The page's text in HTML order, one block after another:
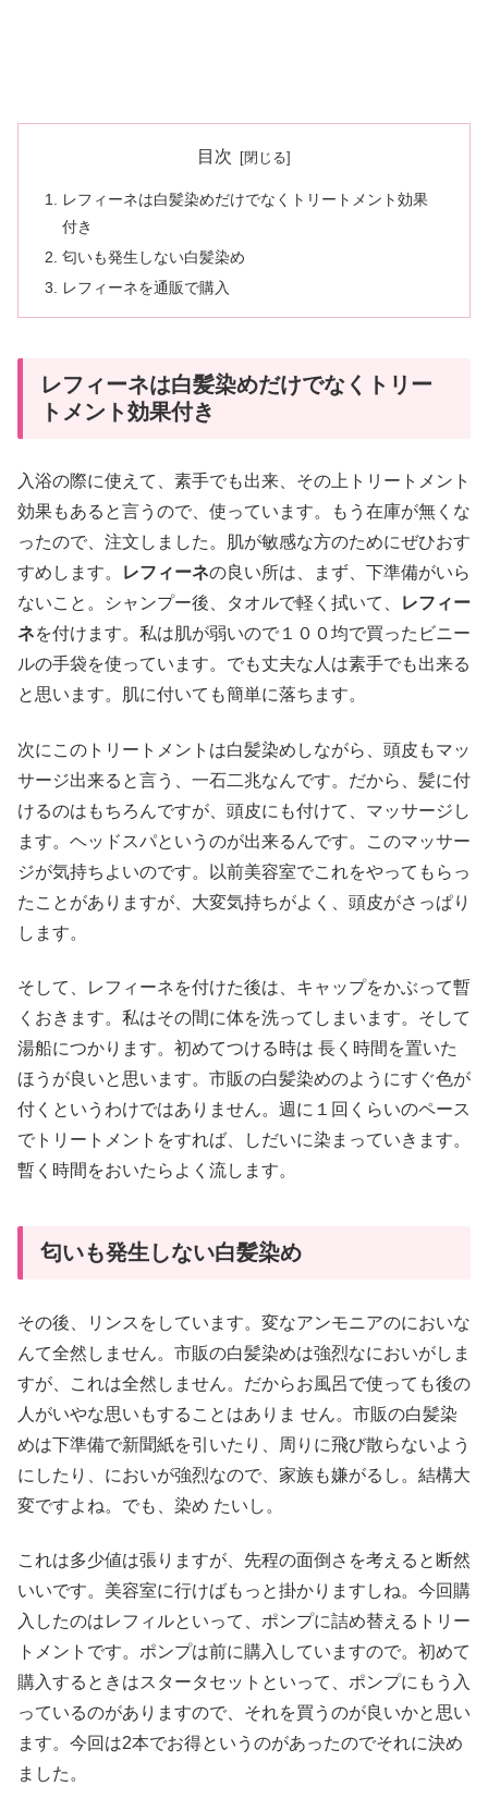
目次
レフィーネは白髪染めだけでなくトリートメント効果
付き
匂いも発生しない白髪染め
レフィーネを通販で購入
レフィーネは白髪染めだけでなくトリー
トメント効果付き
入浴の際に使えて、素手でも出来、その上トリートメント
効果もあると言うので、使っています。もう在庫が無くな
ったので、注文しました。肌が敏感な方のためにぜひおす
すめします。
レフィーネの良い所は、まず、下準備がいら
ないこと。シャンプー後、タオルで軽く拭いて、
レフィー
ネを付けます。私は肌が弱いので１００均で買ったビニー
ルの手袋を使っています。でも丈夫な人は素手でも出来る
と思います。肌に付いても簡単に落ちます。
次にこのトリートメントは白髪染めしながら、頭皮もマッ
サージ出来ると言う、一石二兆なんです。だから、髪に付
けるのはもちろんですが、頭皮にも付けて、マッサージし
ます。ヘッドスパというのが出来るんです。このマッサー
ジが気持ちよいのです。以前美容室でこれをやってもらっ
たことがありますが、大変気持ちがよく、頭皮がさっぱり
します。
そして、レフィーネを付けた後は、キャップをかぶって暫
くおきます。私はその間に体を洗ってしまいます。そして
湯船につかります。初めてつける時は 長く時間を置いた
ほうが良いと思います。市販の白髪染めのようにすぐ色が
付くというわけではありません。週に１回くらいのペース
でトリートメントをすれば、しだいに染まっていきます。
暫く時間をおいたらよく流します。
匂いも発生しない白髪染め
その後、リンスをしています。変なアンモニアのにおいな
んて全然しません。市販の白髪染めは強烈なにおいがしま
すが、これは全然しません。だからお風呂で使っても後の
人がいやな思いもすることはありま せん。市販の白髪染
めは下準備で新聞紙を引いたり、周りに飛び散らないよう
にしたり、においが強烈なので、家族も嫌がるし。結構大
変ですよね。でも、染め たいし。
これは多少値は張りますが、先程の面倒さを考えると断然
いいです。美容室に行けばもっと掛かりますしね。今回購
入したのはレフィルといって、ポンプに詰め替えるトリー
トメントです。ポンプは前に購入していますので。初めて
購入するときはスタータセットといって、ポンプにもう入
っているのがありますので、それを買うのが良いかと思い
ます。今回は2本でお得というのがあったのでそれに決め
ました。